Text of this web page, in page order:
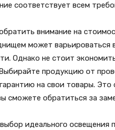
соответствует всем
внимание на
может варьироваться
Однако не стоит
продукцию от
на свои товары. Это
сможете обратиться за
идеального